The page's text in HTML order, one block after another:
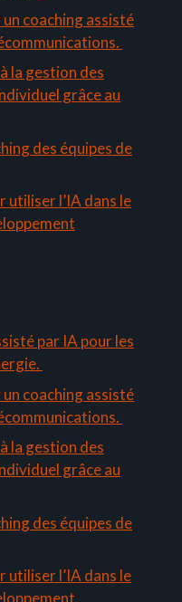
coaching assisté
la gestion des
grâce au
des équipes de
utiliser l’IA dans le
par IA pour les
coaching assisté
la gestion des
grâce au
des équipes de
utiliser l’IA dans le